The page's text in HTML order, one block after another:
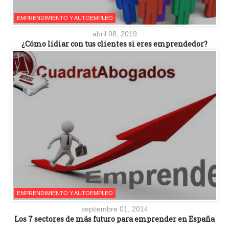
EMPRENDIMIENTO Y AUTOEMPLEO
abril 08, 2019
¿Cómo lidiar con tus clientes si eres emprendedor?
EMPRENDIMIENTO Y AUTOEMPLEO
septiembre 01, 2014
Los 7 sectores de más futuro para emprender en España